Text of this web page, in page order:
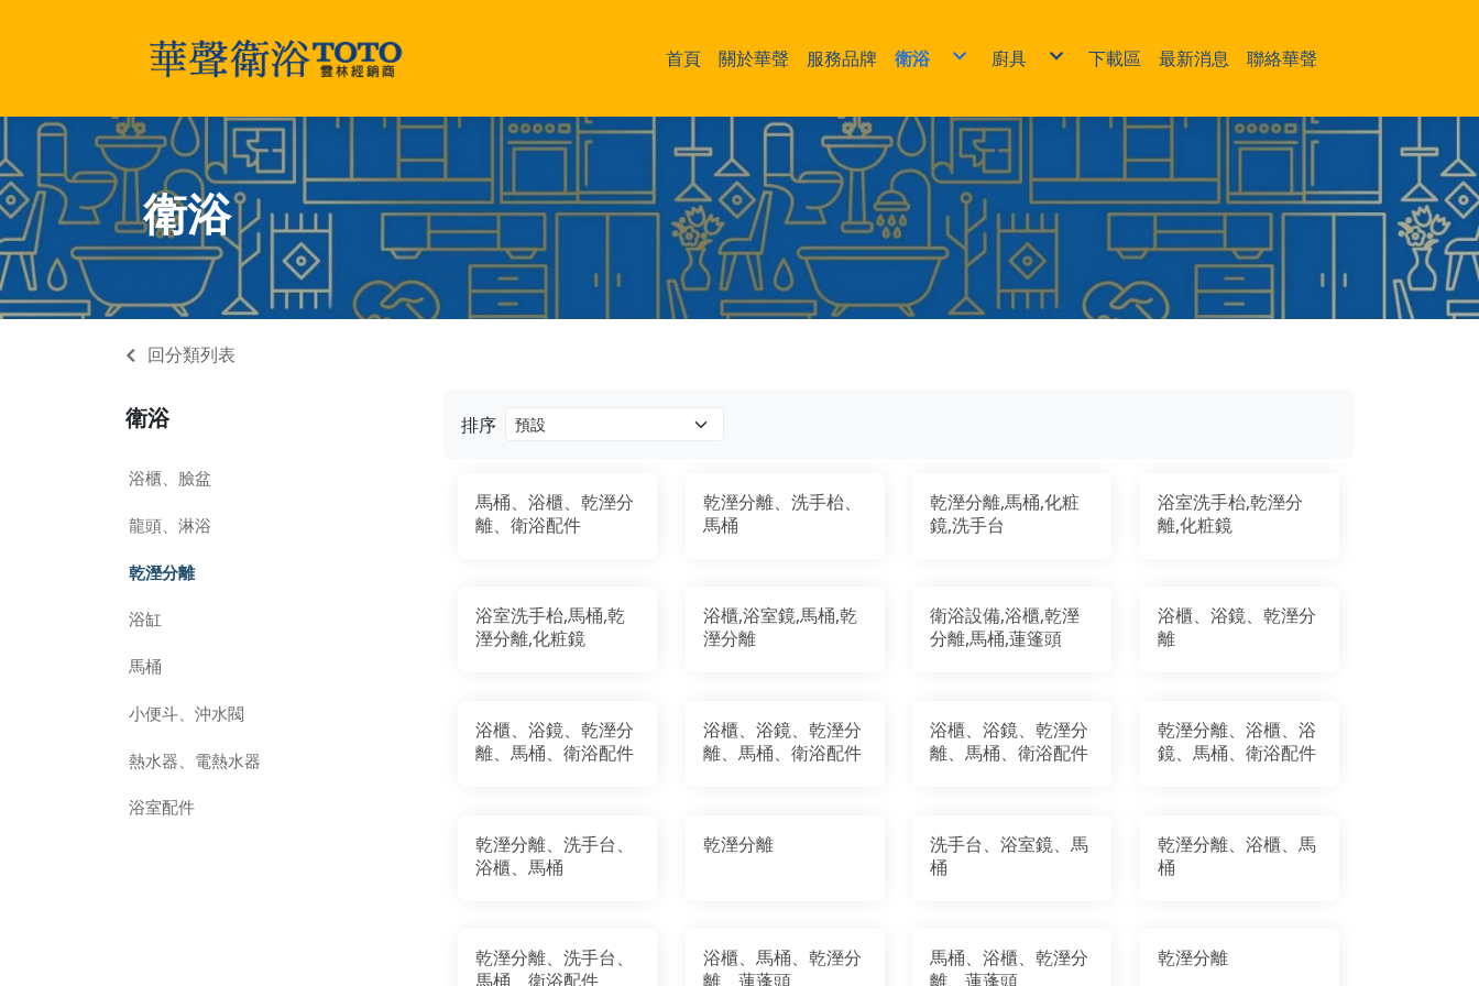
首頁 關於華聲 服務品牌 衛浴
浴缸
馬桶
小便斗、沖水閥
熱水器、電熱水器
浴室配件
廚具
轉角櫃
下載區 最新消息 聯絡華聲
衛浴
回分類列表
排序
馬桶、浴櫃、乾溼分
離、衛浴配件
乾溼分離、洗手枱、
馬桶
乾溼分離,馬桶,化粧
鏡,洗手台
浴室洗手枱,乾溼分
離,化粧鏡
浴室洗手枱,馬桶,乾
溼分離,化粧鏡
浴櫃,浴室鏡,馬桶,乾
溼分離
衛浴設備,浴櫃,乾溼
分離,馬桶,蓮篷頭
浴櫃、浴鏡、乾溼分
離
浴櫃、浴鏡、乾溼分
離、馬桶、衛浴配件
浴櫃、浴鏡、乾溼分
離、馬桶、衛浴配件
浴櫃、浴鏡、乾溼分
離、馬桶、衛浴配件
乾溼分離、浴櫃、浴
鏡、馬桶、衛浴配件
乾溼分離、洗手台、
浴櫃、馬桶
乾溼分離
洗手台、浴室鏡、馬
桶
乾溼分離、浴櫃、馬
桶
乾溼分離、洗手台、
馬桶、衛浴配件
浴櫃、馬桶、乾溼分
離、蓮蓬頭
馬桶、浴櫃、乾溼分
離、蓮蓬頭
乾溼分離
衛浴
浴櫃、臉盆
龍頭、淋浴
乾溼分離
浴缸
馬桶
小便斗、沖水閥
熱水器、電熱水器
浴室配件